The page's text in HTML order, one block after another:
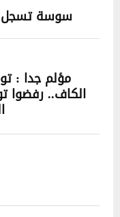
سوسة تسجل 3 إصابات بمتحور أوميكرون
مؤلم جدا :
الكاف.. رفضوا